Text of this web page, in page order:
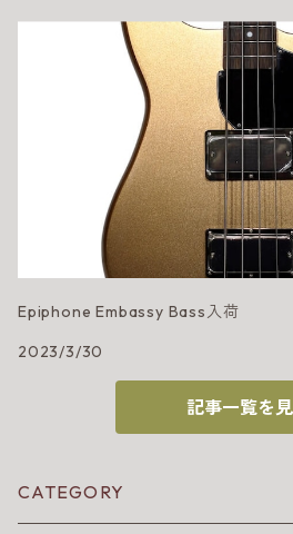
Epiphone Embassy Bass入荷
2023/3/30
記事一覧を
CATEGORY